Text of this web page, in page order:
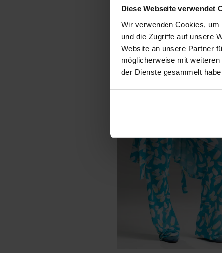
Diese Webseite verwendet
Wir verwenden Cookies,
und die Zugriffe auf unsere
Website an unsere Partner
möglicherweise mit
der Dienste gesammelt